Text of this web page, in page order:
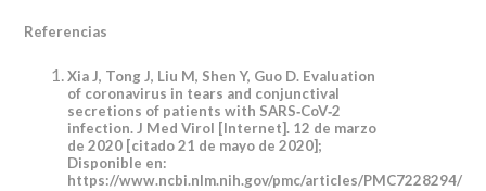
Referencias
Xia J, Tong J, Liu M, Shen Y, Guo D. Evaluation
of coronavirus in tears and conjunctival
secretions of patients with SARS‐CoV‐2
infection. J Med Virol [Internet]. 12 de marzo
de 2020 [citado 21 de mayo de 2020];
Disponible en:
https://www.ncbi.nlm.nih.gov/pmc/articles/PMC7228294/